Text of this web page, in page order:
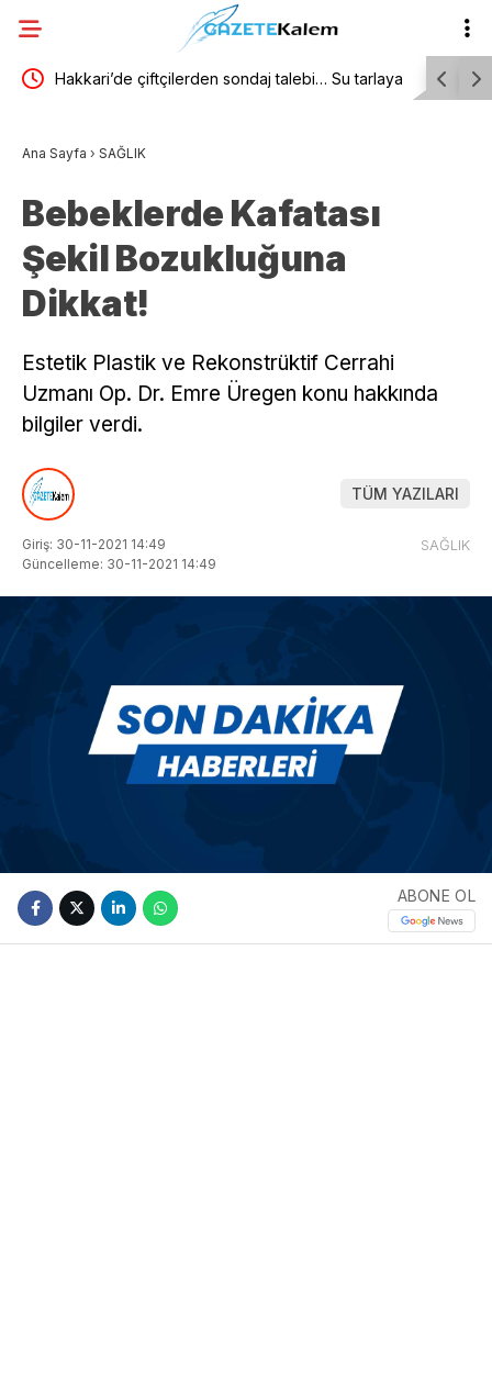
Ateş: Hakkari’de çiftçilerden sondaj talebi… Su tarlaya CHP
Ana Sayfa › SAĞLIK
Bebeklerde Kafatası
Şekil Bozukluğuna
Dikkat!
Estetik Plastik ve Rekonstrüktif Cerrahi
Uzmanı Op. Dr. Emre Üregen konu hakkında
bilgiler verdi.
TÜM YAZILARI
Giriş: 30-11-2021 14:49
Güncelleme: 30-11-2021 14:49
SAĞLIK
ABONE OL